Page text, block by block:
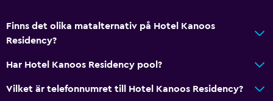
Finns det olika matalternativ på Hotel Kanoos
Residency?
Har Hotel Kanoos Residency pool?
Vilket är telefonnumret till Hotel Kanoos Residency?